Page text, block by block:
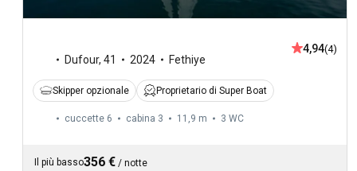
Dufour, 41 2024 Fethiye
4,94(4)
Skipper opzionale Proprietario di Super Boat
cuccette 6 cabina 3 11,9 m 3 WC
Il più basso356 € / notte